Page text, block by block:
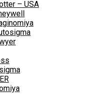
– USA